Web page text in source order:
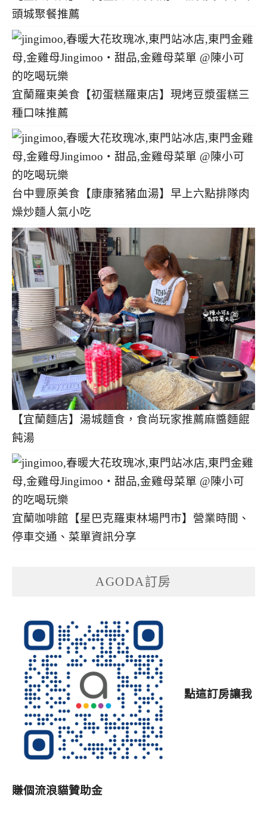
頭城聚餐推薦
宜蘭羅東美食【初蛋糕羅東店】現烤豆漿蛋糕三
種口味推薦
台中豐原美食【康康豬豬血湯】早上六點排隊肉
燥炒麵人氣小吃
【宜蘭麵店】湯城麵食，食尚玩家推薦麻醬麵餛
飩湯
宜蘭咖啡館【星巴克羅東林場門市】營業時間、
停車交通、菜單資訊分享
AGODA訂房
點這訂房讓我
賺個流浪貓贊助金